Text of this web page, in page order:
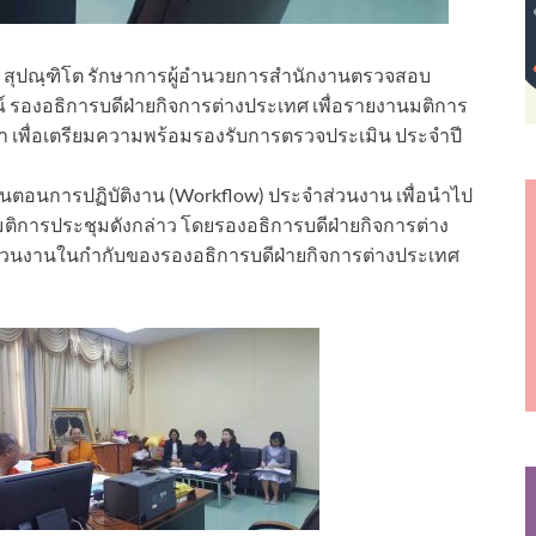
ปณฺฑิโต รักษาการผู้อำนวยการสำนักงานตรวจสอบ
งอธิการบดีฝ่ายกิจการต่างประเทศ เพื่อรายงานมติการ
อเตรียมความพร้อมรองรับการตรวจประเมิน ประจำปี
อนการปฏิบัติงาน (Workflow) ประจำส่วนงาน เพื่อนำไป
ารประชุมดังกล่าว โดยรองอธิการบดีฝ่ายกิจการต่าง
งานในกำกับของรองอธิการบดีฝ่ายกิจการต่างประเทศ
s7